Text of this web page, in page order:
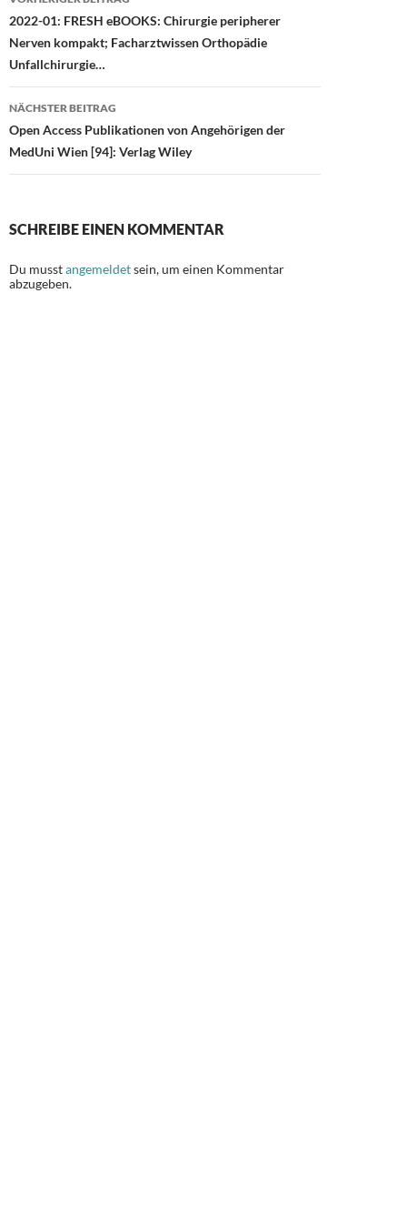
2022-01: FRESH eBOOKS: Chirurgie peripherer
Nerven kompakt; Facharztwissen Orthopädie
Unfallchirurgie…
NÄCHSTER BEITRAG
Open Access Publikationen von Angehörigen der
MedUni Wien [94]: Verlag Wiley
SCHREIBE EINEN KOMMENTAR
Du musstangemeldetsein, um einen Kommentar
abzugeben.